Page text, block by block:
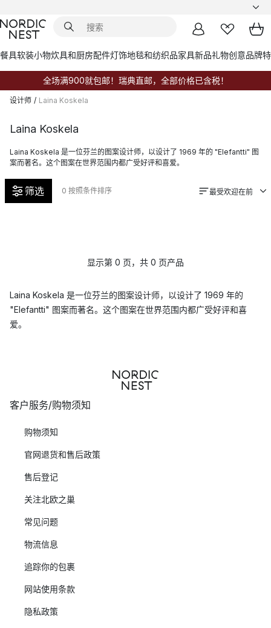
餐具软装小物炊具和厨房配件灯饰地毯和纺织品家具新品礼物创意品牌
全场满900就包邮！瑞典直邮，全部价格已含税！
设计师 / Laina Koskela
Laina Koskela
Laina Koskela 是一位芬兰的图案设计师，以设计了 1969 年的 "Elefantti" 图
案而著名。这个图案在世界范围内都广受好评和喜爱。
筛选 0 按照条件排序 最受欢迎在前
显示第 0 页，共 0 页产品
Laina Koskela 是一位芬兰的图案设计师，以设计了 1969 年的
"Elefantti" 图案而著名。这个图案在世界范围内都广受好评和喜
爱。
客户服务/购物须知
购物须知
官网退货和售后政策
售后登记
关注北欧之巢
常见问题
物流信息
追踪你的包裹
网站使用条款
隐私政策